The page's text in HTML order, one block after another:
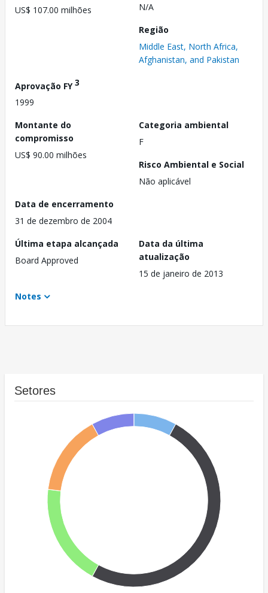
US$ 107.00 milhões
N/A
Região
Middle East, North Africa,
Afghanistan, and Pakistan
Aprovação FY3
1999
Montante do
compromisso
US$ 90.00 milhões
Categoria ambiental
F
Risco Ambiental e Social
Não aplicável
Data de encerramento
31 de dezembro de 2004
Última etapa alcançada
Board Approved
Data da última
atualização
15 de janeiro de 2013
Notes
Setores